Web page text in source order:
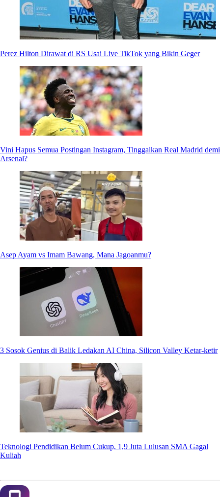
Perez Hilton Dirawat di RS Usai Live TikTok yang Bikin Geger
Vini Hapus Semua Postingan Instagram, Tinggalkan Real Madrid demi
Arsenal?
Asep Ayam vs Imam Bawang, Mana Jagoanmu?
3 Sosok Genius di Balik Ledakan AI China, Silicon Valley Ketar-ketir
Teknologi Pendidikan Belum Cukup, 1,9 Juta Lulusan SMA Gagal
Kuliah